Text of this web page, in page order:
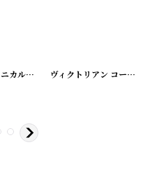
20200324-5]
ポスター ボタニカル
[190117-01] ヴィクトリアン コーリングカード